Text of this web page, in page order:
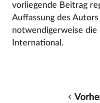
vorliegende Beitrag
Auffassung des
notwendigerweise die
International.